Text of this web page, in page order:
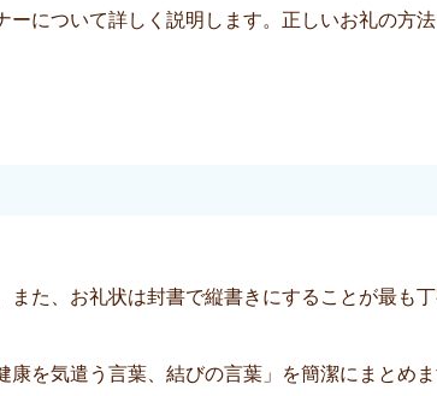
について詳しく説明します。正しいお礼の方
た、お礼状は封書で縦書きにすることが最も
を気遣う言葉、結びの言葉」を簡潔にまとめま